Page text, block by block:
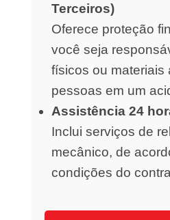
Terceiros)
Oferece proteção
você seja
físicos ou materiais
pessoas em um
Assistência 24
Inclui serviços de
mecânico, de
condições do